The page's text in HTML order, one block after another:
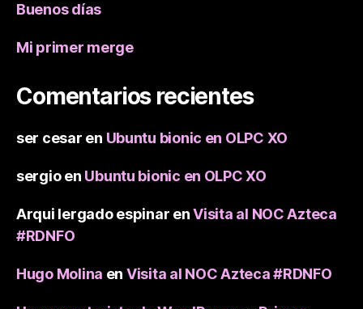
Buenos días
Mi primer merge
Comentarios recientes
ser cesar en Ubuntu bionic en OLPC XO
sergioen Ubuntu bionic en OLPC XO
Arqui lergado espinar enVisita al NOC Azteca
#RDNFO
Hugo Molina en Visita al NOC Azteca #RDNFO